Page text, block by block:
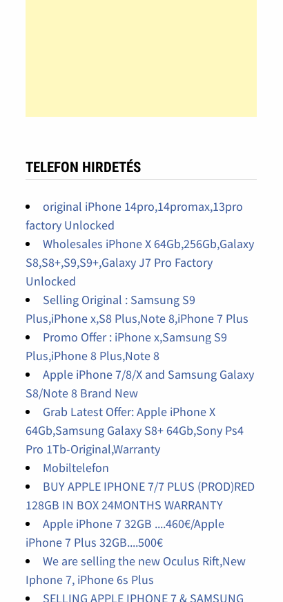
TELEFON HIRDETÉS
original iPhone 14pro,14promax,13pro
factory Unlocked
Wholesales iPhone X 64Gb,256Gb,Galaxy
S8,S8+,S9,S9+,Galaxy J7 Pro Factory
Unlocked
Selling Original : Samsung S9
Plus,iPhone x,S8 Plus,Note 8,iPhone 7 Plus
Promo Offer : iPhone x,Samsung S9
Plus,iPhone 8 Plus,Note 8
Apple iPhone 7/8/X and Samsung Galaxy
S8/Note 8 Brand New
Grab Latest Offer: Apple iPhone X
64Gb,Samsung Galaxy S8+ 64Gb,Sony Ps4
Pro 1Tb-Original,Warranty
Mobiltelefon
BUY APPLE IPHONE 7/7 PLUS (PROD)RED
128GB IN BOX 24MONTHS WARRANTY
Apple iPhone 7 32GB ....460€/Apple
iPhone 7 Plus 32GB....500€
We are selling the new Oculus Rift,New
Iphone 7, iPhone 6s Plus
SELLING APPLE IPHONE 7 & SAMSUNG